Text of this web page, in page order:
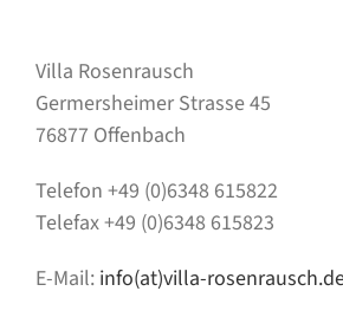
AKTUELLES
SUCHE
Villa Rosenrausch
Germersheimer Strasse 45
76877 Offenbach
Telefon +49 (0)6348 615822
Telefax +49 (0)6348 615823
E-Mail: info(at)villa-